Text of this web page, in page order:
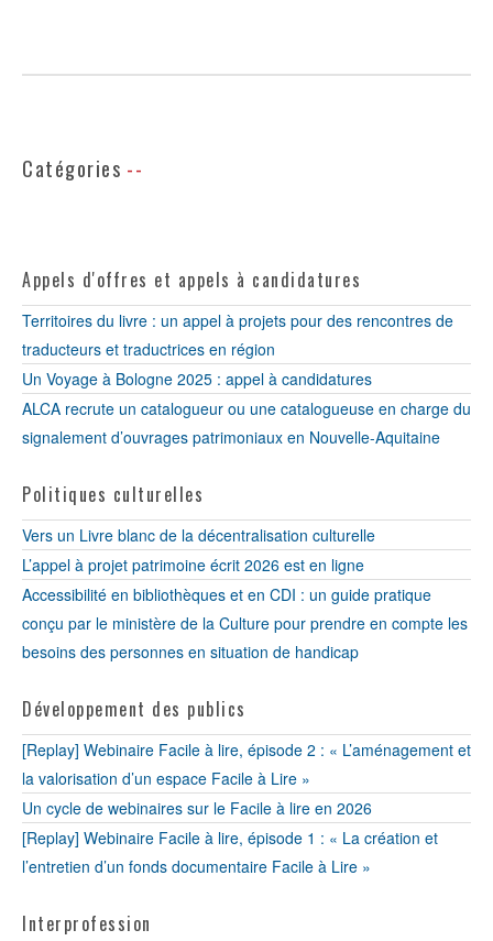
Catégories
Appels d'offres et appels à candidatures
Territoires du livre : un appel à projets pour des rencontres de
traducteurs et traductrices en région
Un Voyage à Bologne 2025 : appel à candidatures
ALCA recrute un catalogueur ou une catalogueuse en charge du
signalement d’ouvrages patrimoniaux en Nouvelle-Aquitaine
Politiques culturelles
Vers un Livre blanc de la décentralisation culturelle
L’appel à projet patrimoine écrit 2026 est en ligne
Accessibilité en bibliothèques et en CDI : un guide pratique
conçu par le ministère de la Culture pour prendre en compte les
besoins des personnes en situation de handicap
Développement des publics
[Replay] Webinaire Facile à lire, épisode 2 : « L’aménagement et
la valorisation d’un espace Facile à Lire »
Un cycle de webinaires sur le Facile à lire en 2026
[Replay] Webinaire Facile à lire, épisode 1 : « La création et
l’entretien d’un fonds documentaire Facile à Lire »
Interprofession